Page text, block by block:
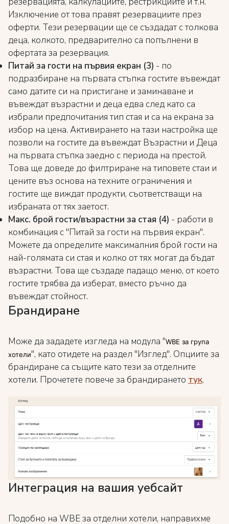
Изключение от това правят резервациите през
оферти. Тези резервации ще се създадат с толкова
деца, колкото, предварително са попълнени в
офертата за резервация.
Питай за гости на първия екран (3) - по
подразбиране на първата стъпка гостите въвеждат
само датите си на пристигане и заминаване и
въвеждат възрастни и деца едва след като са
избрали предпочитания тип стая и са на екрана за
избор на цена. Активирането на тази настройка ще
позволи на гостите да въвеждат Възрастни и Деца
на първата стъпка заедно с периода на престой.
Това ще доведе до филтриране на типовете стаи и
цените въз основа на техните ограничения и
гостите ще виждат продукти, съответстващи на
избраната от тях заетост.
Макс. брой гости/възрастни за стая (4) - работи в
комбинация с "Питай за гости на първия екран".
Можете да определите максималния брой гости на
най-голямата си стая и колко от тях могат да бъдат
възрастни. Това ще създаде падащо меню, от което
гостите трябва да изберат, вместо ръчно да
въвеждат стойност.
Брандиране
Може да зададете изгледа на модула "WBE за група
хотели", като отидете на раздел "Изглед". Опциите за
брандиране са същите като тези за отделните
хотели. Прочетете повече за брандирането тук.
Интеграция на вашия уебсайт
Подобно на WBE за отделни хотели, направихме